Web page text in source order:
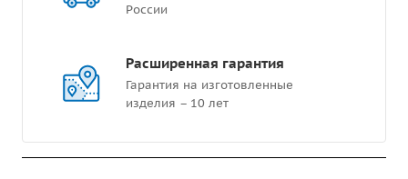
России
Расширенная гарантия
Гарантия на изготовленные
изделия – 10 лет